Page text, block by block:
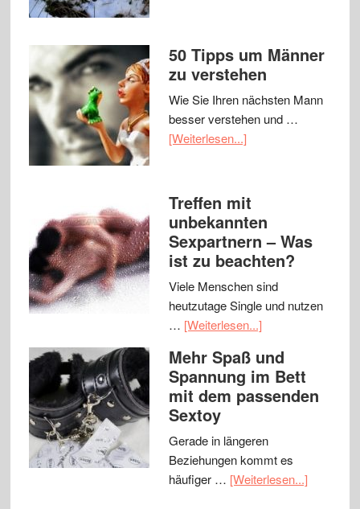
50 Tipps um Männer
zu verstehen
Wie Sie Ihren nächsten Mann
besser verstehen und …
[Weiterlesen...]
Treffen mit
unbekannten
Sexpartnern – Was
ist zu beachten?
Viele Menschen sind
heutzutage Single und nutzen
… [Weiterlesen...]
Mehr Spaß und
Spannung im Bett
mit dem passenden
Sextoy
Gerade in längeren
Beziehungen kommt es
häufiger … [Weiterlesen...]